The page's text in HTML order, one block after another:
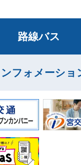
路線バス
フォメーショ